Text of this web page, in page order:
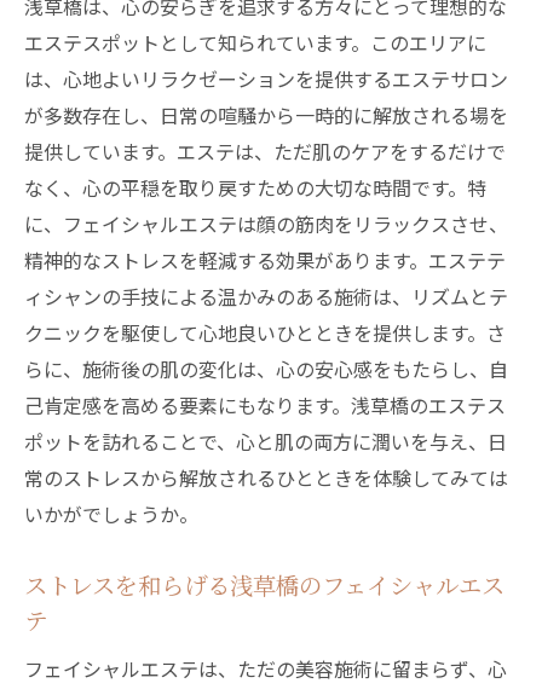
浅草橋は、心の安らぎを追求する方々にとって理想的な
エステスポットとして知られています。このエリアに
は、心地よいリラクゼーションを提供するエステサロン
が多数存在し、日常の喧騒から一時的に解放される場を
提供しています。エステは、ただ肌のケアをするだけで
なく、心の平穏を取り戻すための大切な時間です。特
に、フェイシャルエステは顔の筋肉をリラックスさせ、
精神的なストレスを軽減する効果があります。エステテ
ィシャンの手技による温かみのある施術は、リズムとテ
クニックを駆使して心地良いひとときを提供します。さ
らに、施術後の肌の変化は、心の安心感をもたらし、自
己肯定感を高める要素にもなります。浅草橋のエステス
ポットを訪れることで、心と肌の両方に潤いを与え、日
常のストレスから解放されるひとときを体験してみては
いかがでしょうか。
ストレスを和らげる浅草橋のフェイシャルエス
テ
フェイシャルエステは、ただの美容施術に留まらず、心